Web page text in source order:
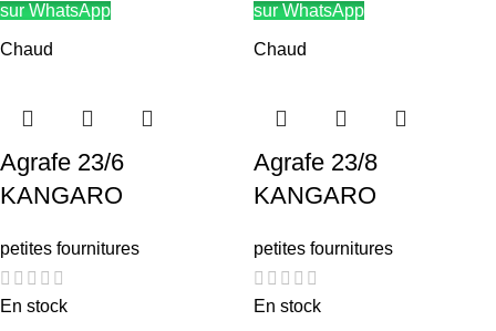
sur WhatsApp
sur WhatsApp
Chaud
Agrafe 23/6
KANGARO
petites fournitures
En stock
Chaud
Agrafe 23/8
KANGARO
petites fournitures
En stock